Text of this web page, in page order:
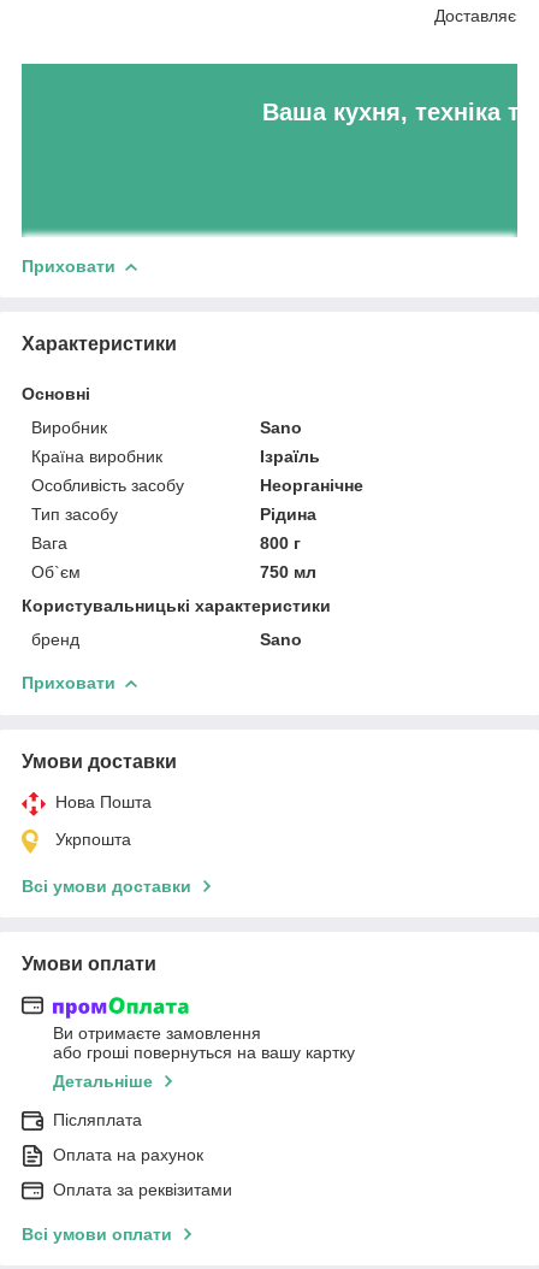
Доставляємо
Ваша кухня, техніка
Приховати
Характеристики
Основні
Виробник
Sano
Країна виробник
Ізраїль
Особливість засобу
Неорганічне
Тип засобу
Рідина
Вага
800 г
Об`єм
750 мл
Користувальницькі характеристики
бренд
Sano
Приховати
Умови доставки
Нова Пошта
Укрпошта
Всі умови доставки
Умови оплати
Ви отримаєте замовлення
або гроші повернуться на вашу картку
Детальніше
Післяплата
Оплата на рахунок
Оплата за реквізитами
Всі умови оплати